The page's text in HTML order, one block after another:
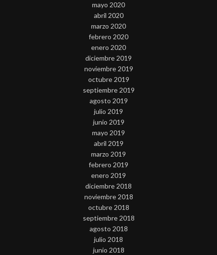
mayo 2020
abril 2020
marzo 2020
febrero 2020
enero 2020
diciembre 2019
noviembre 2019
octubre 2019
septiembre 2019
agosto 2019
julio 2019
junio 2019
mayo 2019
abril 2019
marzo 2019
febrero 2019
enero 2019
diciembre 2018
noviembre 2018
octubre 2018
septiembre 2018
agosto 2018
julio 2018
junio 2018